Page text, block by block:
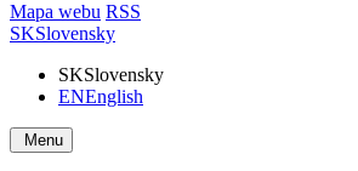
Mapa webu RSS
SKSlovensky
SKSlovensky
ENEnglish
Menu